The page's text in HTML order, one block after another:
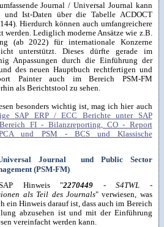
Journal / Universal Journal kann
Ist-Daten über die Tabelle ACDOCT
Hierdurch können auch umfangreichere
werden. Lediglich moderne Ansätze wie z.B.
(ab 2022) für internationale Konzerne
unterstützt. Dieses dürfte gerade im
Anpassungen durch die Einführung der
des neuen Hauptbuch rechtfertigen und
Painter auch im Bereich PSM-FM
als Berichtstool zu sehen.
besonders wichtig ist, mag ich hier auch
SAP ERP / ECC Berichte unter SAP
FI - Bilanzreporting, CO - Report
und PSM - BCS und Klassische
Journal und Public Sector
(PSM-FM)
Hinweis "2270449 - S4TWL -
als Teil des Journals" verwiesen, was
ein Hinweis darauf ist, dass auch im Bereich
abzusehen ist und mit der Einführung
vereinfacht werden kann.